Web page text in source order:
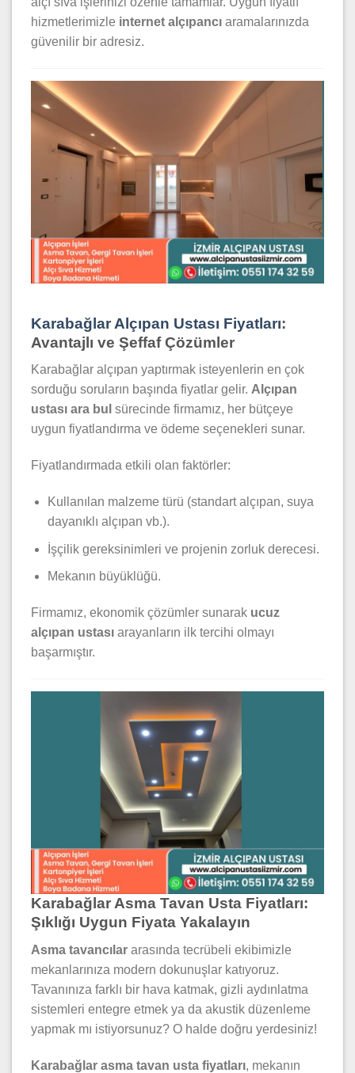
hizmetlerimizle internet alçıpancı aramalarınızda
güvenilir bir adresiz.
Karabağlar Alçıpan Ustası Fiyatları:
Avantajlı ve Şeffaf Çözümler
Karabağlar alçıpan yaptırmak isteyenlerin en çok
sorduğu soruların başında fiyatlar gelir. Alçıpan
ustası ara bul sürecinde firmamız, her bütçeye
uygun fiyatlandırma ve ödeme seçenekleri sunar.
Fiyatlandırmada etkili olan faktörler:
Kullanılan malzeme türü (standart alçıpan, suya
dayanıklı alçıpan vb.).
İşçilik gereksinimleri ve projenin zorluk derecesi.
Mekanın büyüklüğü.
Firmamız, ekonomik çözümler sunarak ucuz
alçıpan ustası arayanların ilk tercihi olmayı
başarmıştır.
Karabağlar Asma Tavan Usta Fiyatları:
Şıklığı Uygun Fiyata Yakalayın
Asma tavancılar arasında tecrübeli ekibimizle
mekanlarınıza modern dokunuşlar katıyoruz.
Tavanınıza farklı bir hava katmak, gizli aydınlatma
sistemleri entegre etmek ya da akustik düzenleme
yapmak mı istiyorsunuz? O halde doğru yerdesiniz!
Karabağlar asma tavan usta fiyatları, mekanın